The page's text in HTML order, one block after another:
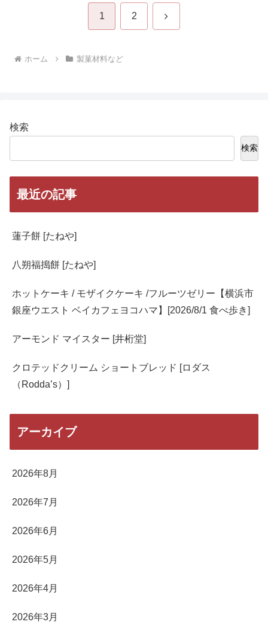
1 2 次
ホーム 製菓材料など
検索
検索
最近の記事
蓮子餅 [たねや]
八朔福搗餅 [たねや]
ホットケーキ / モザイクケーキ /フルーツゼリー【横浜市
銀座ウエスト ベイカフェヨコハマ】[2026/8/1 食べ歩き]
アーモンド マイスター [井桁堂]
クロテッドクリーム ショートブレッド [ロダス
（Rodda’s）]
アーカイブ
2026年8月
2026年7月
2026年6月
2026年5月
2026年4月
2026年3月